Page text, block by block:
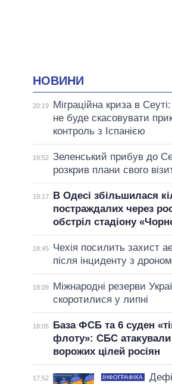
НОВИНИ
20:19
Міграційна криза в Сеуті:
не буде скасовувати
контроль з Іспанією
19:52 Зеленський прибув до
розкрив плани свого
19:17
В Одесі збільшилася
постраждалих через
обстріл стадіону
18:45
Чехія посилить захист
після інциденту з
18:09
Міжнародні резерви
скоротилися у липні
18:05
База ФСБ та 6 суден
флоту»: СБС атакували
ворожих цілей росіян
17:52 ІНФОГРАФІКА